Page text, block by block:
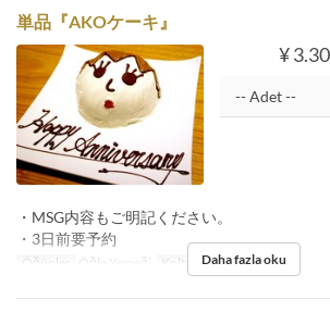
単品『AKOケーキ』
¥
・MSG内容もご明記ください。
・3日前要予約
Öğünler Öğle Yemeği Koltuk Kategorisi 店内
Daha fazla oku